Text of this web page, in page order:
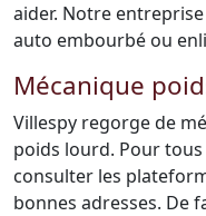
aider. Notre
auto embourbé ou
Mécanique
Villespy regorge de
poids lourd. Pour
consulter les
bonnes adresses. De